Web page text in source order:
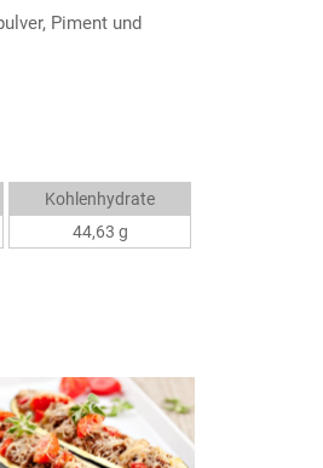
Piment und
Kohlenhydrate
44,63 g